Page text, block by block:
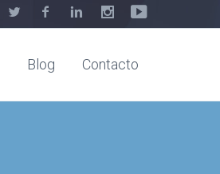
Blog Contacto